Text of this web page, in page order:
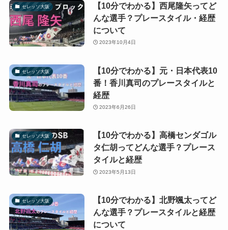
セレッソ大阪
【10分でわかる】西尾隆矢ってど
んな選手？プレースタイル・経歴
について
2023年10月4日
セレッソ大阪
【10分でわかる】元・日本代表10
番！香川真司のプレースタイルと
経歴
2023年6月26日
セレッソ大阪
【10分でわかる】高橋センダゴル
タ仁胡ってどんな選手？プレース
タイルと経歴
2023年5月13日
セレッソ大阪
【10分でわかる】北野颯太ってど
んな選手？プレースタイルと経歴
について